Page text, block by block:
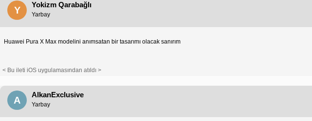
Y
Yokizm Qarabağlı
Yarbay
Huawei Pura X Max modelini anımsatan bir tasarımı olacak sanırım
< Bu ileti iOS uygulamasından atıldı >
A
AlkanExclusive
Yarbay